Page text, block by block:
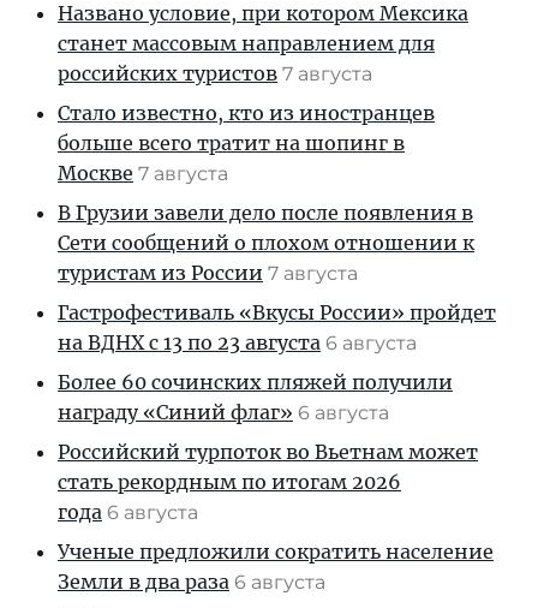
Названо условие, при котором Мексика
станет массовым направлением для
российских туристов 7 августа
Стало известно, кто из иностранцев
больше всего тратит на шопинг в
Москве 7 августа
В Грузии завели дело после появления в
Сети сообщений о плохом отношении к
туристам из России 7 августа
Гастрофестиваль «Вкусы России» пройдет
на ВДНХ с 13 по 23 августа 6 августа
Более 60 сочинских пляжей получили
награду «Синий флаг» 6 августа
Российский турпоток во Вьетнам может
стать рекордным по итогам 2026
года 6 августа
Ученые предложили сократить население
Земли в два раза 6 августа